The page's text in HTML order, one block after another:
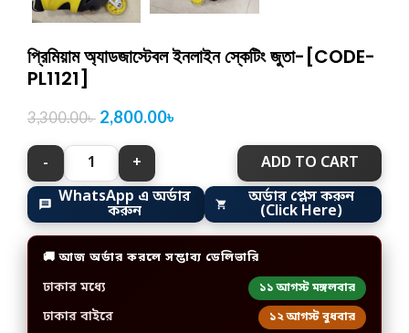
প্রিমিয়াম অ্যাডজাস্টেবল ইনলাইন স্কেটিং জুতা-[CODE-
PL1121]
3,300.00৳ 2,800.00৳
ADD TO CART
WhatsApp এ অর্ডার
করুন
অর্ডার প্লেস করুন
(Click Here)
🚚 আজ অর্ডার করলে সম্ভাব্য ডেলিভারি
ঢাকার মধ্যে ১১ আগস্ট মঙ্গলবার
ঢাকার বাইরে ১২ আগস্ট বুধবার